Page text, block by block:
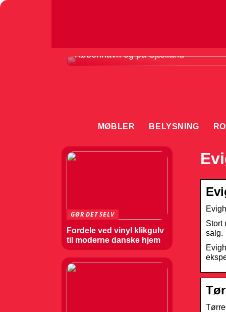
Sådan vælger du det rette gulvfirma i
København og på Sjælland
MØBLER BELYSNING
Stort
salg.
GØR DET SELV
Fordele ved vinyl klikgulv
til moderne danske hjem